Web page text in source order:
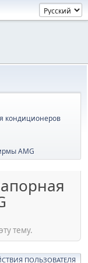
кондиционеров
AMG
тему.
ПОЛЬЗОВАТЕЛЯ